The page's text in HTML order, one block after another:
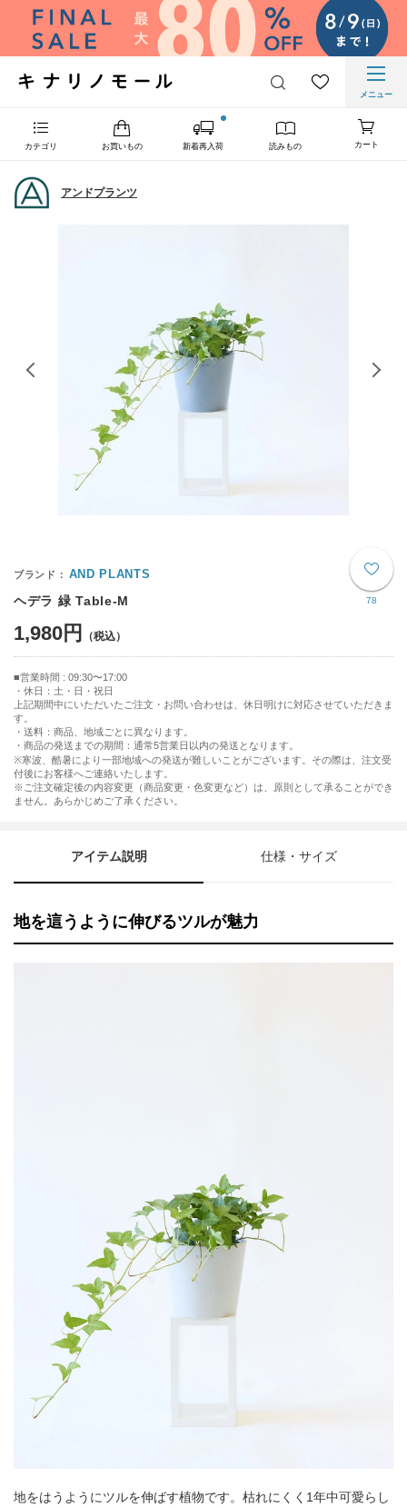
メニュー
カテゴリ お買いもの 新着再入荷 読みもの カート
アンドプランツ
78
AND PLANTS
ヘデラ 緑 Table-M
1,980円
営業時間 : 09:30〜17:00
・休日：土・日・祝日
上記期間中にいただいたご注文・お問い合わせは、休日明けに対応させていただきま
す。
・送料：商品、地域ごとに異なります。
・商品の発送までの期間：通常5営業日以内の発送となります。
※寒波、酷暑により一部地域への発送が難しいことがございます。その際は、注文受
付後にお客様へご連絡いたします。
※ご注文確定後の内容変更（商品変更・色変更など）は、原則として承ることができ
ません。あらかじめご了承ください。
アイテム説明 仕様・サイズ
地を這うように伸びるツルが魅力
地をはうようにツルを伸ばす植物です。枯れにくく1年中可愛らし